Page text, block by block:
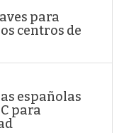
para
centros de
españolas
para